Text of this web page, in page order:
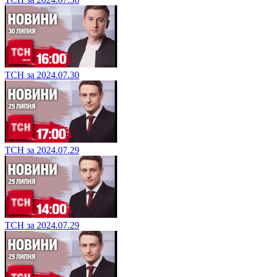
ТСН за 2024.07.30
ТСН за 2024.07.29
ТСН за 2024.07.29